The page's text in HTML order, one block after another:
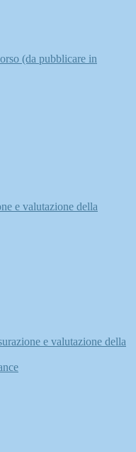
(da pubblicare in
e valutazione della
e valutazione della